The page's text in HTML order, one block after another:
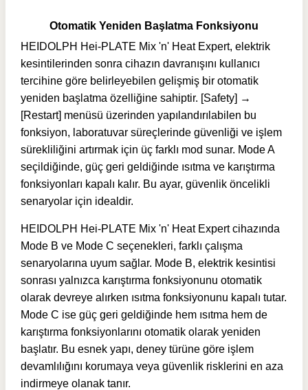
Otomatik Yeniden Başlatma Fonksiyonu
HEIDOLPH Hei-PLATE Mix 'n' Heat Expert, elektrik
kesintilerinden sonra cihazın davranışını kullanıcı
tercihine göre belirleyebilen gelişmiş bir otomatik
yeniden başlatma özelliğine sahiptir. [Safety] →
[Restart] menüsü üzerinden yapılandırılabilen bu
fonksiyon, laboratuvar süreçlerinde güvenliği ve işlem
sürekliliğini artırmak için üç farklı mod sunar. Mode A
seçildiğinde, güç geri geldiğinde ısıtma ve karıştırma
fonksiyonları kapalı kalır. Bu ayar, güvenlik öncelikli
senaryolar için idealdir.
HEIDOLPH Hei-PLATE Mix 'n' Heat Expert cihazında
Mode B ve Mode C seçenekleri, farklı çalışma
senaryolarına uyum sağlar. Mode B, elektrik kesintisi
sonrası yalnızca karıştırma fonksiyonunu otomatik
olarak devreye alırken ısıtma fonksiyonunu kapalı tutar.
Mode C ise güç geri geldiğinde hem ısıtma hem de
karıştırma fonksiyonlarını otomatik olarak yeniden
başlatır. Bu esnek yapı, deney türüne göre işlem
devamlılığını korumaya veya güvenlik risklerini en aza
indirmeye olanak tanır.